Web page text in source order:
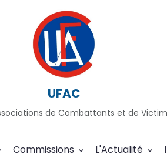
UFAC
de Combattants et de
Commissions L'Actualité